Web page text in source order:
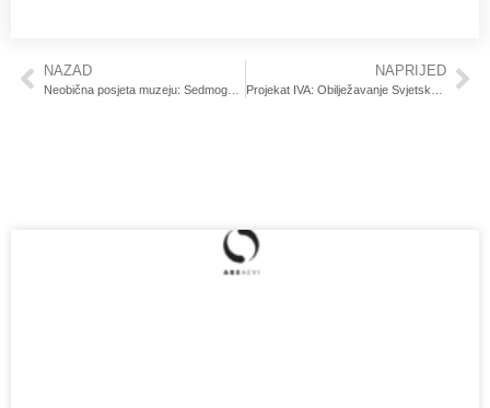
NAZAD NAPRIJED